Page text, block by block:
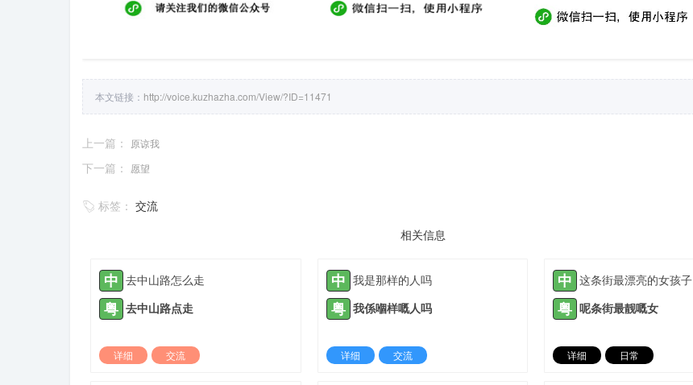
本文链接： http://voice.kuzhazha.com/View/?ID=11471
上一篇： 原谅我
下一篇： 愿望
标签： 交流
相关信息
中 去中山路怎么走
粤 去中山路点走
详细
交流
中 我是那样的人吗
粤 我係嗰样嘅人吗
详细
交流
中 这条街最漂亮的女孩子
粤 呢条街最靓嘅女
详细
日常